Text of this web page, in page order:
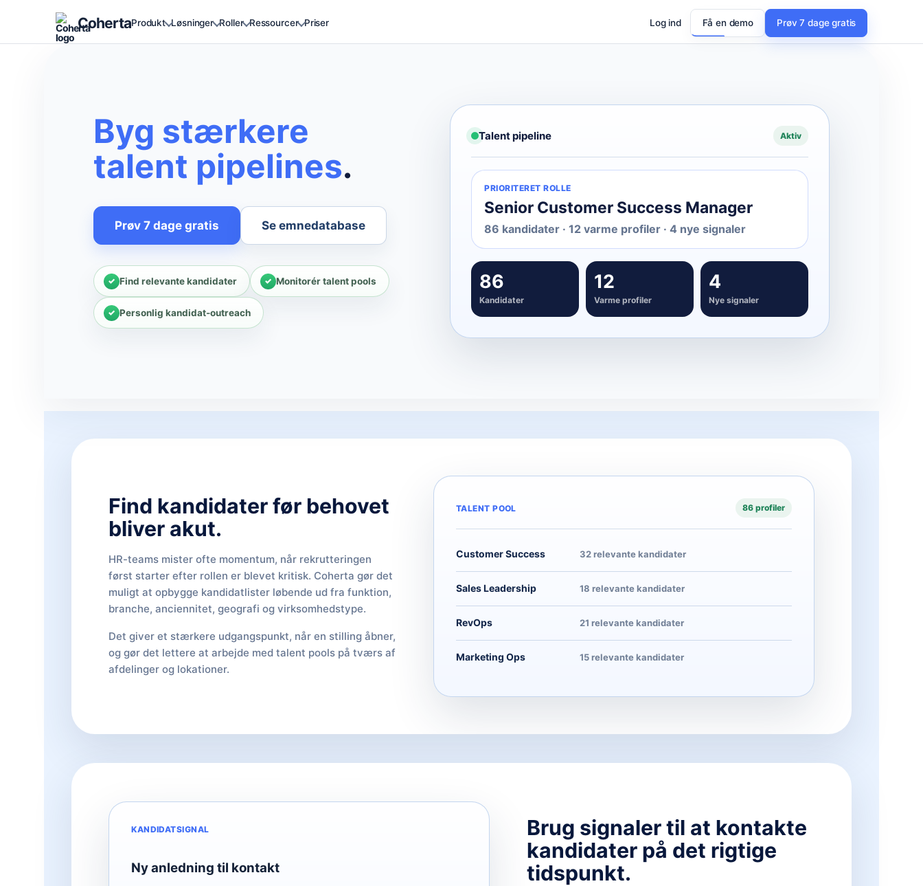
CohertaProdukt Løsninger Roller Ressourcer Priser Log ind Få en demo Prøv 7 dage gratis
Byg stærkere
talent pipelines.
Prøv 7 dage gratis Se emnedatabase
Find relevante kandidater Monitorér talent pools
Personlig kandidat-outreach
Talent pipeline Aktiv
PRIORITERET ROLLE
Senior Customer Success Manager
86 kandidater · 12 varme profiler · 4 nye signaler
86
Kandidater
12
Varme profiler
4
Nye signaler
Find kandidater før behovet
bliver akut.
HR-teams mister ofte momentum, når rekrutteringen
først starter efter rollen er blevet kritisk. Coherta gør det
muligt at opbygge kandidatlister løbende ud fra funktion,
branche, anciennitet, geografi og virksomhedstype.
Det giver et stærkere udgangspunkt, når en stilling åbner,
og gør det lettere at arbejde med talent pools på tværs af
afdelinger og lokationer.
TALENT POOL 86 profiler
Customer Success 32 relevante kandidater
Sales Leadership 18 relevante kandidater
RevOps 21 relevante kandidater
Marketing Ops 15 relevante kandidater
Brug signaler til at kontakte
kandidater på det rigtige
tidspunkt.
KANDIDATSIGNAL
Ny anledning til kontakt